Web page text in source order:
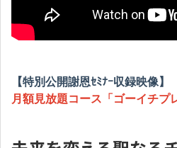
【特別公開謝恩ｾﾐﾅｰ収録映像】
月額見放題コース「ゴーイチプ